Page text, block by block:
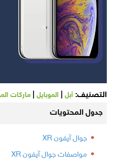
التصنيف: أبل الموبايل ماركات
جدول المحتويات
جوال آيفون XR
مواصفات جوال آيفون XR